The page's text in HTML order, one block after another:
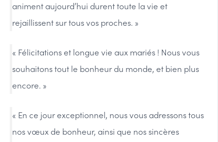
animent aujourd’hui durent toute la vie et
rejaillissent sur tous vos proches. »
« Félicitations et longue vie aux mariés ! Nous vous
souhaitons tout le bonheur du monde, et bien plus
encore. »
« En ce jour exceptionnel, nous vous adressons tous
nos vœux de bonheur, ainsi que nos sincères